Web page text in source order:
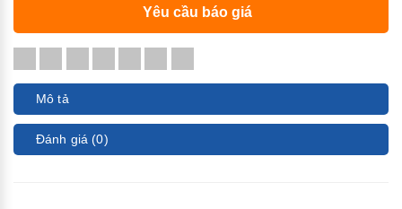
Yêu cầu báo giá
Mô tả
Đánh giá (0)